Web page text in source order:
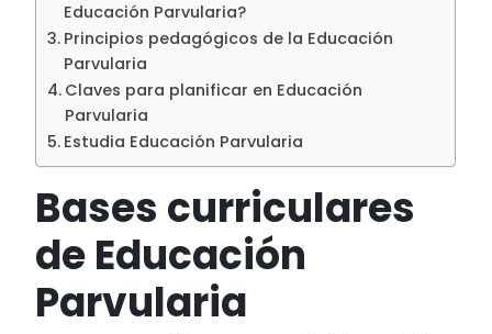
Educación Parvularia?
Principios pedagógicos de la Educación
Parvularia
Claves para planificar en Educación
Parvularia
Estudia Educación Parvularia
Bases curriculares
de Educación
Parvularia